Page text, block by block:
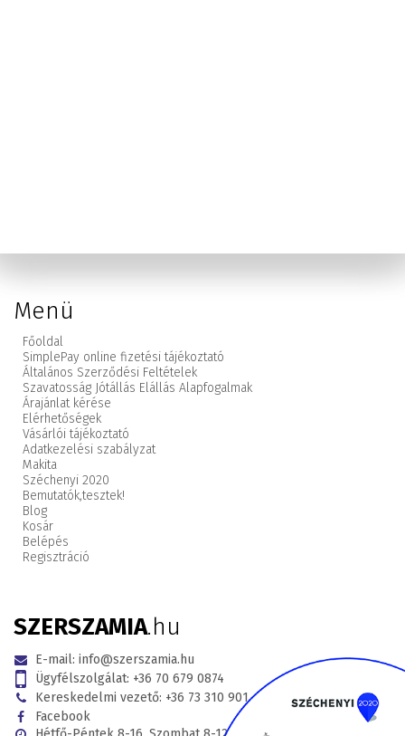
Menü
Főoldal
SimplePay online fizetési tájékoztató
Általános Szerződési Feltételek
Szavatosság Jótállás Elállás Alapfogalmak
Árajánlat kérése
Elérhetőségek
Vásárlói tájékoztató
Adatkezelési szabályzat
Makita
Széchenyi 2020
Bemutatók,tesztek!
Blog
Kosár
Belépés
Regisztráció
SZERSZAMIA.hu
E-mail: info@szerszamia.hu
Ügyfélszolgálat: +36 70 679 0874
Kereskedelmi vezető: +36 73 310 901
Facebook